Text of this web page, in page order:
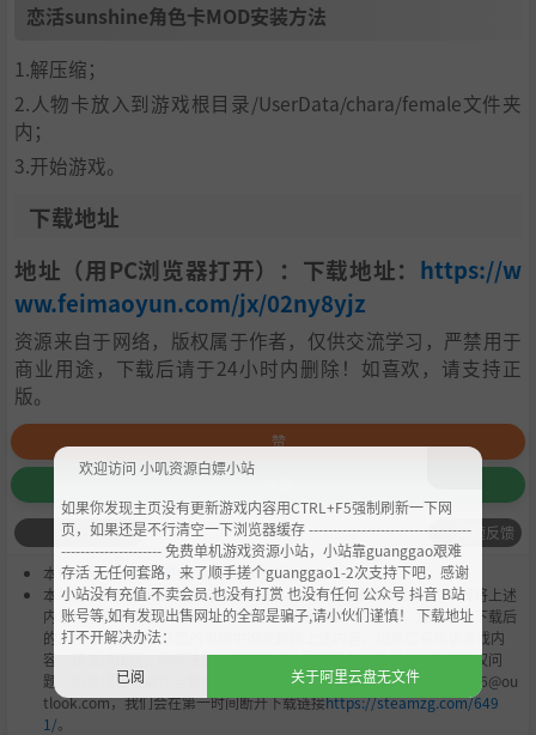
恋活sunshine角色卡MOD安装方法
1.解压缩；
2.人物卡放入到游戏根目录/UserData/chara/female文件夹
内；
3.开始游戏。
下载地址
地址（用PC浏览器打开）：下载地址： https://w
ww.feimaoyun.com/jx/02ny8yjz
资源来自于网络，版权属于作者，仅供交流学习，严禁用于
商业用途，下载后请于24小时内删除！如喜欢，请支持正
版。
赞
问题反馈
本作品是由小叽资源 会员Chobits's 搬运作品.
本站提供的资源转载自国内外各大媒体和网络，仅供试玩体验；不得将上述
内容用于商业或者非法用途，否则，一切后果请用户自负。您必须在下载后
的24个小时之内，从您的电脑中彻底删除上述内容。如果您喜欢该游戏内
容，请支持正版，购买注册，得到更好的正版服务。我们非常重视版权问
题，如有侵权请邮件与我们联系处理。敬请谅解！E-mail：acgbns666@ou
tlook.com，我们会在第一时间断开下载链接https://steamzg.com/649
1/。
欢迎访问 小叽资源白嫖小站
如果你发现主页没有更新游戏内容用CTRL+F5强制刷新一下网
页，如果还是不行清空一下浏览器缓存 ----------------------------------
--------------------- 免费单机游戏资源小站，小站靠guanggao艰难
存活 无任何套路，来了顺手搓个guanggao1-2次支持下吧，感谢
小站没有充值.不卖会员.也没有打赏 也没有任何 公众号 抖音 B站
账号等,如有发现出售网址的全部是骗子,请小伙们谨慎！ 下载地址
打不开解决办法：
已阅
关于阿里云盘无文件